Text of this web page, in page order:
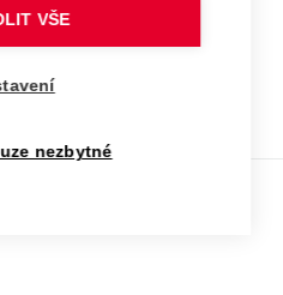
VŠE
nezbytné